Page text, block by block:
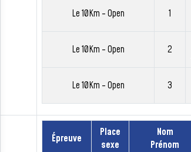
Le 10Km - Open 1
Le 10Km - Open 2
Le 10Km - Open 3
Épreuve
Place
sexe
Nom
Prénom